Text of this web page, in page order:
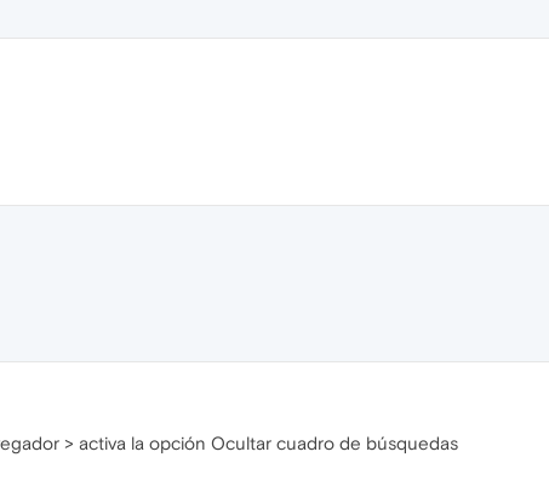
> activa la opción Ocultar cuadro de búsquedas